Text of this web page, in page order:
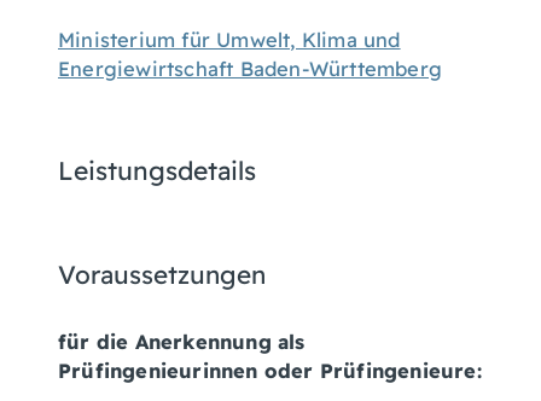
Ministerium für Umwelt, Klima und
Energiewirtschaft Baden-Württemberg
Leistungsdetails
Voraussetzungen
für die Anerkennung als
Prüfingenieurinnen oder Prüfingenieure: